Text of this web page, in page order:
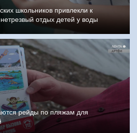
школьников привлекли к
нетрезвый отдых детей у воды
рейды по пляжам для